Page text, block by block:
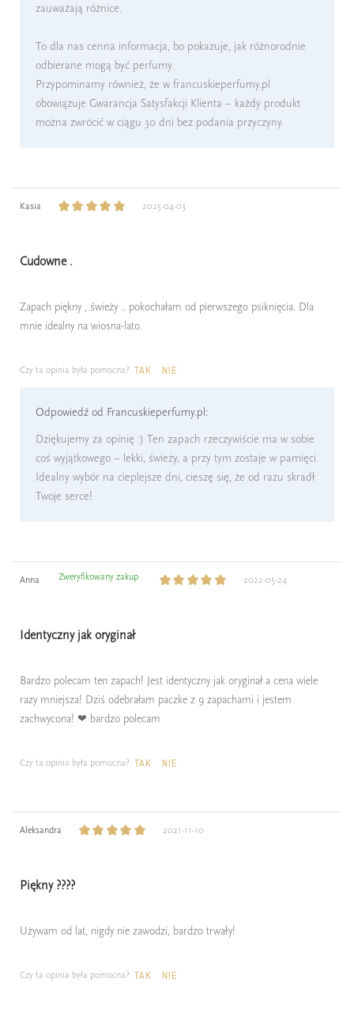
zauważają różnice.
To dla nas cenna informacja, bo pokazuje, jak różnorodnie
odbierane mogą być perfumy.
Przypominamy również, że w francuskieperfumy.pl
obowiązuje Gwarancja Satysfakcji Klienta – każdy produkt
można zwrócić w ciągu 30 dni bez podania przyczyny.
Kasia 2025-04-03
Cudowne .
Zapach piękny , świeży .. pokochałam od pierwszego psiknięcia. Dla
mnie idealny na wiosna-lato.
Czy ta opinia była pomocna? TAK NIE
Odpowiedź od Francuskieperfumy.pl:
Dziękujemy za opinię :) Ten zapach rzeczywiście ma w sobie
coś wyjątkowego – lekki, świeży, a przy tym zostaje w pamięci.
Idealny wybór na cieplejsze dni, cieszę się, że od razu skradł
Twoje serce!
Anna Zweryfikowany zakup 2022-05-24
Identyczny jak oryginał
Bardzo polecam ten zapach! Jest identyczny jak oryginał a cena wiele
razy mniejsza! Dziś odebrałam paczke z 9 zapachami i jestem
zachwycona! ❤ bardzo polecam
Czy ta opinia była pomocna? TAK NIE
Aleksandra 2021-11-10
Piękny ????
Używam od lat, nigdy nie zawodzi, bardzo trwały!
Czy ta opinia była pomocna? TAK NIE